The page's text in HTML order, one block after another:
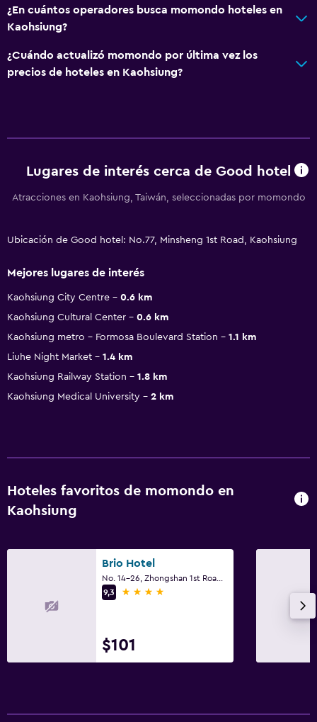
¿En cuántos operadores busca momondo hoteles en
Kaohsiung?
¿Cuándo actualizó momondo por última vez los
precios de hoteles en Kaohsiung?
Lugares de interés cerca de Good hotel
Atracciones en Kaohsiung, Taiwán, seleccionadas por momondo
Ubicación de Good hotel: No.77, Minsheng 1st Road, Kaohsiung
Mejores lugares de interés
Kaohsiung City Centre
0.6 km
Kaohsiung Cultural Center
0.6 km
Kaohsiung metro - Formosa Boulevard Station
1.1 km
Liuhe Night Market
1.4 km
Kaohsiung Railway Station
1.8 km
Kaohsiung Medical University
2 km
Hoteles favoritos de momondo en
Kaohsiung
Brio Hotel
9,3
4 estrellas
$101